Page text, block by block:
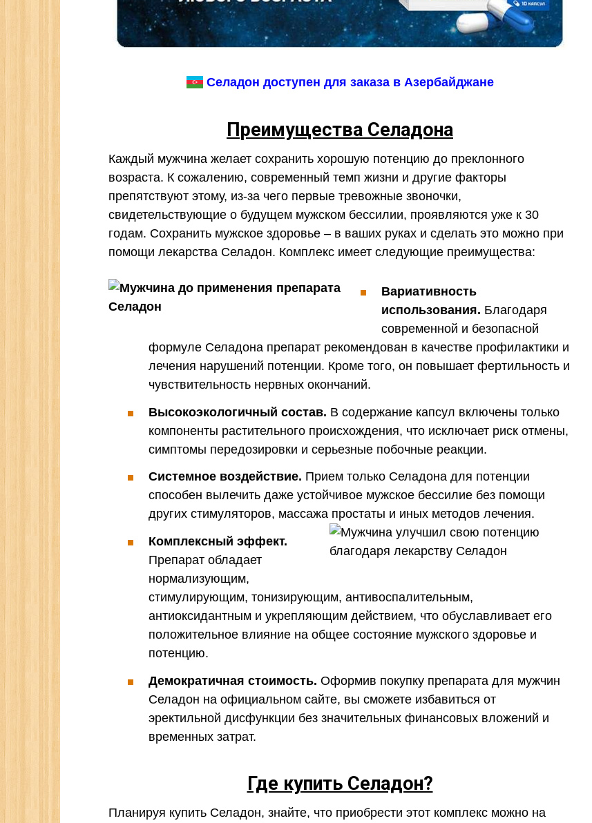
Селадон доступен для заказа в Азербайджане
Преимущества Селадона
Каждый мужчина желает сохранить хорошую потенцию до преклонного
возраста. К сожалению, современный темп жизни и другие факторы
препятствуют этому, из-за чего первые тревожные звоночки,
свидетельствующие о будущем мужском бессилии, проявляются уже к 30
годам. Сохранить мужское здоровье – в ваших руках и сделать это можно при
помощи лекарства Селадон. Комплекс имеет следующие преимущества:
Вариативность
использования. Благодаря
современной и безопасной
формуле Селадона препарат рекомендован в качестве профилактики и
лечения нарушений потенции. Кроме того, он повышает фертильность и
чувствительность нервных окончаний.
Высокоэкологичный состав. В содержание капсул включены только
компоненты растительного происхождения, что исключает риск отмены,
симптомы передозировки и серьезные побочные реакции.
Системное воздействие. Прием только Селадона для потенции
способен вылечить даже устойчивое мужское бессилие без помощи
других стимуляторов, массажа простаты и иных методов лечения.
Комплексный эффект.
Препарат обладает
нормализующим,
стимулирующим, тонизирующим, антивоспалительным,
антиоксидантным и укрепляющим действием, что обуславливает его
положительное влияние на общее состояние мужского здоровье и
потенцию.
Демократичная стоимость. Оформив покупку препарата для мужчин
Селадон на официальном сайте, вы сможете избавиться от
эректильной дисфункции без значительных финансовых вложений и
временных затрат.
Где купить Селадон?
Планируя купить Селадон, знайте, что приобрести этот комплекс можно на